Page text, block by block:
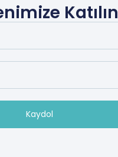
Katılın
Kaydol